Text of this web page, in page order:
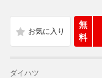
無
料
ダイハツ